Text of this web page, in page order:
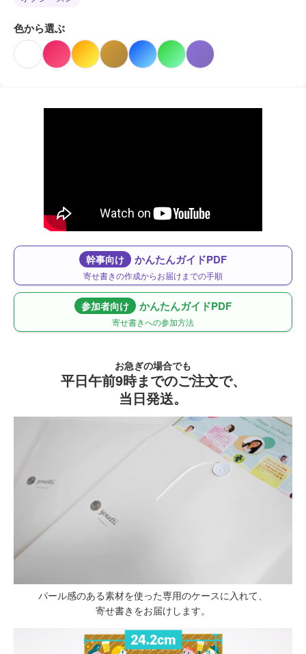
色から選ぶ
幹事向け かんたんガイドPDF
寄せ書きの作成からお届けまでの手順
参加者向け かんたんガイドPDF
寄せ書きへの参加方法
お急ぎの場合でも
平日午前9時までのご注文で、
当日発送。
パール感のある素材を使った専用のケースに入れて、
寄せ書きをお届けします。